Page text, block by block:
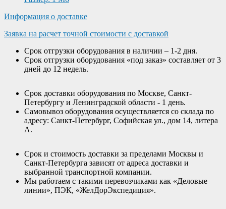
Информация о доставке
Заявка на расчет точной стоимости с доставкой
Срок отгрузки оборудования в наличии – 1-2 дня.
Срок отгрузки оборудования «под заказ» составляет от 3
дней до 12 недель.
Срок доставки оборудования по Москве, Санкт-
Петербургу и Ленинградской области - 1 день.
Самовывоз оборудования осуществляется со склада по
адресу: Санкт-Петербург, Софийская ул., дом 14, литера
А.
Срок и стоимость доставки за пределами Москвы и
Санкт-Петербурга зависят от адреса доставки и
выбранной транспортной компании.
Мы работаем с такими перевозчиками как «Деловые
линии», ПЭК, «ЖелДорЭкспедиция».